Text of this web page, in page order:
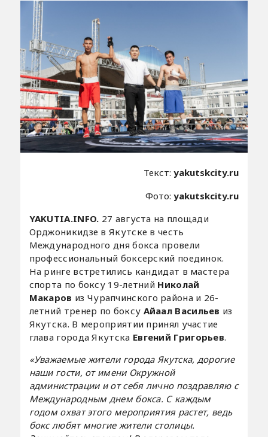
Текст:yakutskcity.ru
Фото:yakutskcity.ru
YAKUTIA.INFO. 27 августа на площади
Орджоникидзе в Якутске в честь
Международного дня бокса провели
профессиональный боксерский поединок.
На ринге встретились кандидат в мастера
спорта по боксу 19-летний Николай
Макаров из Чурапчинского района и 26-
летний тренер по боксу Айаал Васильев из
Якутска. В мероприятии принял участие
глава города Якутска Евгений Григорьев.
«Уважаемые жители города Якутска, дорогие
наши гости, от имени Окружной
администрации и от себя лично поздравляю с
Международным днем бокса. С каждым
годом охват этого мероприятия растет, ведь
бокс любят многие жители столицы.